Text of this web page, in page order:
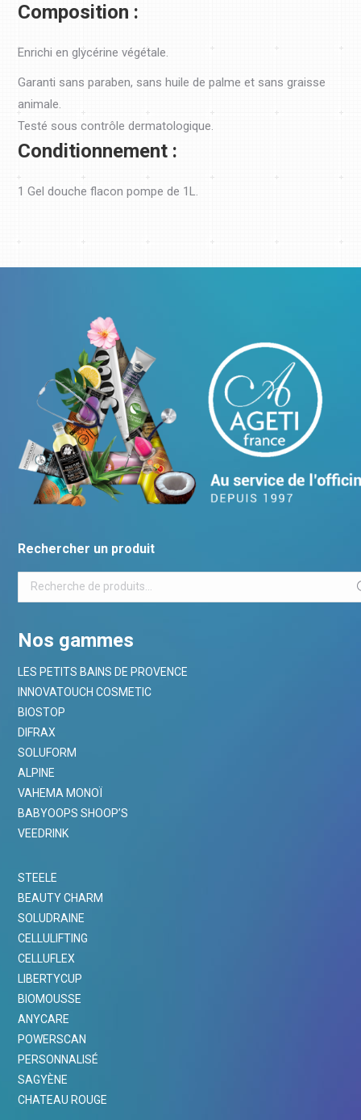
Composition :
Enrichi en glycérine végétale.
Garanti sans paraben, sans huile de palme et sans graisse
animale.
Testé sous contrôle dermatologique.
Conditionnement :
1 Gel douche flacon pompe de 1L.
Rechercher un produit
Nos gammes
LES PETITS BAINS DE PROVENCE
INNOVATOUCH COSMETIC
BIOSTOP
DIFRAX
SOLUFORM
ALPINE
VAHEMA MONOÏ
BABYOOPS SHOOP’S
VEEDRINK
STEELE
BEAUTY CHARM
SOLUDRAINE
CELLULIFTING
CELLUFLEX
LIBERTYCUP
BIOMOUSSE
ANYCARE
POWERSCAN
PERSONNALISÉ
SAGYÈNE
CHATEAU ROUGE